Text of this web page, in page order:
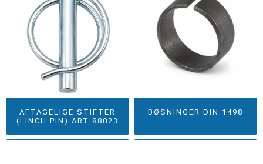
AFTAGELIGE STIFTER
(LINCH PIN) ART 88023
BØSNINGER DIN 1498